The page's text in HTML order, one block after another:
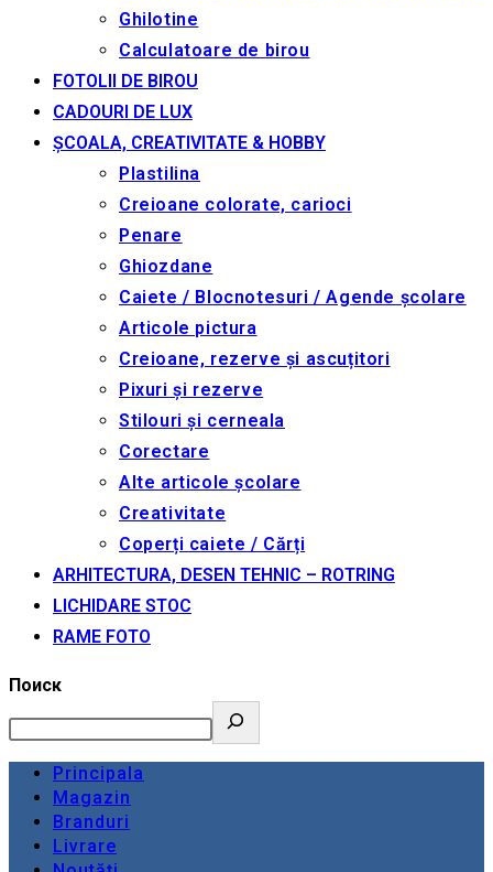
Ghilotine
Calculatoare de birou
FOTOLII DE BIROU
CADOURI DE LUX
ȘCOALA, CREATIVITATE & HOBBY
Plastilina
Creioane colorate, carioci
Penare
Ghiozdane
Caiete / Blocnotesuri / Agende școlare
Articole pictura
Creioane, rezerve și ascuțitori
Pixuri și rezerve
Stilouri și cerneala
Corectare
Alte articole școlare
Creativitate
Coperți caiete / Cărți
ARHITECTURA, DESEN TEHNIC – ROTRING
LICHIDARE STOC
RAME FOTO
Поиск
Principala
Magazin
Branduri
Livrare